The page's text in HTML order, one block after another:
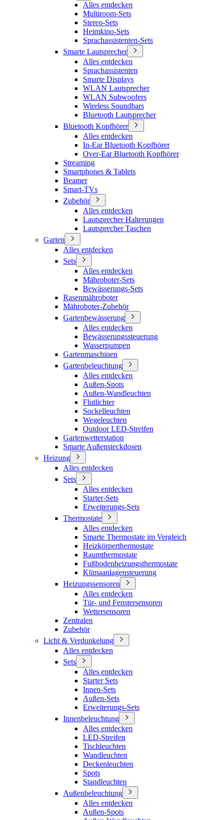
Alles entdecken
Multiroom-Sets
Stereo-Sets
Heimkino-Sets
Sprachassistenten-Sets
Smarte Lautsprecher
Alles entdecken
Sprachassistenten
Smarte Displays
WLAN Lautsprecher
WLAN Subwoofers
Wireless Soundbars
Bluetooth Lautsprecher
Bluetooth Kopfhörer
Alles entdecken
In-Ear Bluetooth Kopfhörer
Over-Ear Bluetooth Kopfhörer
Streaming
Smartphones & Tablets
Beamer
Smart-TVs
Zubehör
Alles entdecken
Lautsprecher Halterungen
Lautsprecher Taschen
Garten
Alles entdecken
Sets
Alles entdecken
Mähroboter-Sets
Bewässerungs-Sets
Rasenmähroboter
Mähroboter-Zubehör
Gartenbewässerung
Alles entdecken
Bewässerungssteuerung
Wasserpumpen
Gartenmaschinen
Gartenbeleuchtung
Alles entdecken
Außen-Spots
Außen-Wandleuchten
Flutlichter
Sockelleuchten
Wegeleuchten
Outdoor LED-Streifen
Gartenwetterstation
Smarte Außensteckdosen
Heizung
Alles entdecken
Sets
Alles entdecken
Starter-Sets
Erweiterungs-Sets
Thermostate
Alles entdecken
Smarte Thermostate im Vergleich
Heizkörperthermostate
Raumthermostate
Fußbodenheizungsthermostate
Klimaanlagensteuerung
Heizungssensoren
Alles entdecken
Tür- und Fenstersensoren
Wettersensoren
Zentralen
Zubehör
Licht & Verdunkelung
Alles entdecken
Sets
Alles entdecken
Starter Sets
Innen-Sets
Außen-Sets
Erweiterungs-Sets
Innenbeleuchtung
Alles entdecken
LED-Streifen
Tischleuchten
Wandleuchten
Deckenleuchten
Spots
Standleuchten
Außenbeleuchtung
Alles entdecken
Außen-Spots